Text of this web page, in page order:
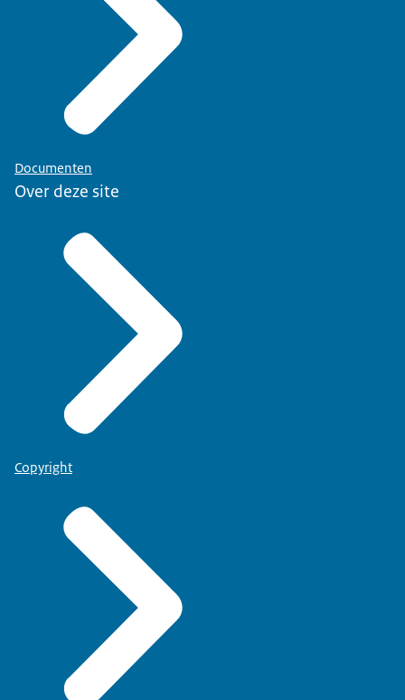
Documenten
Over deze site
Copyright